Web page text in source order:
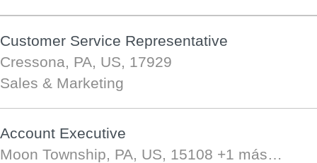
Customer Service Representative
Cressona, PA, US, 17929
Sales & Marketing
Account Executive
Moon Township, PA, US, 15108 +1 más…